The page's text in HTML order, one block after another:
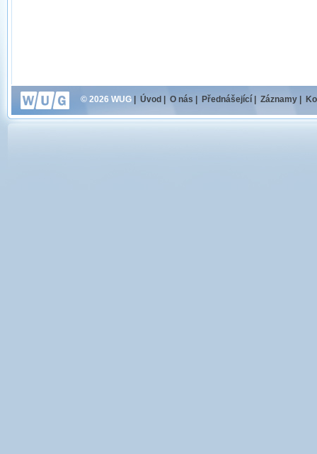
© 2026 WUG Úvod O nás Přednášející Záznamy